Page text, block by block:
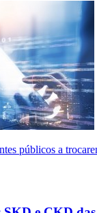
públicos a